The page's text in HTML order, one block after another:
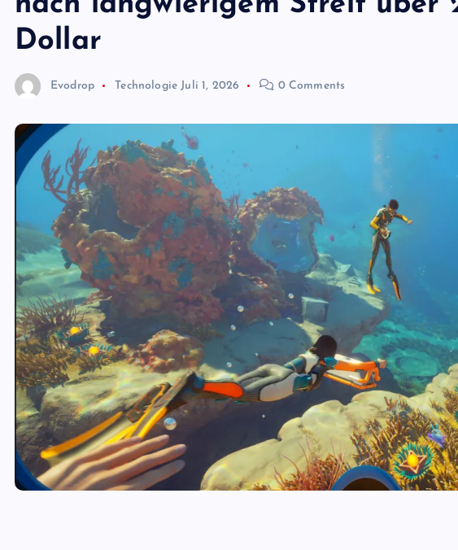
Dollar
Evodrop Technologie Juli 1, 2026 0 Comments